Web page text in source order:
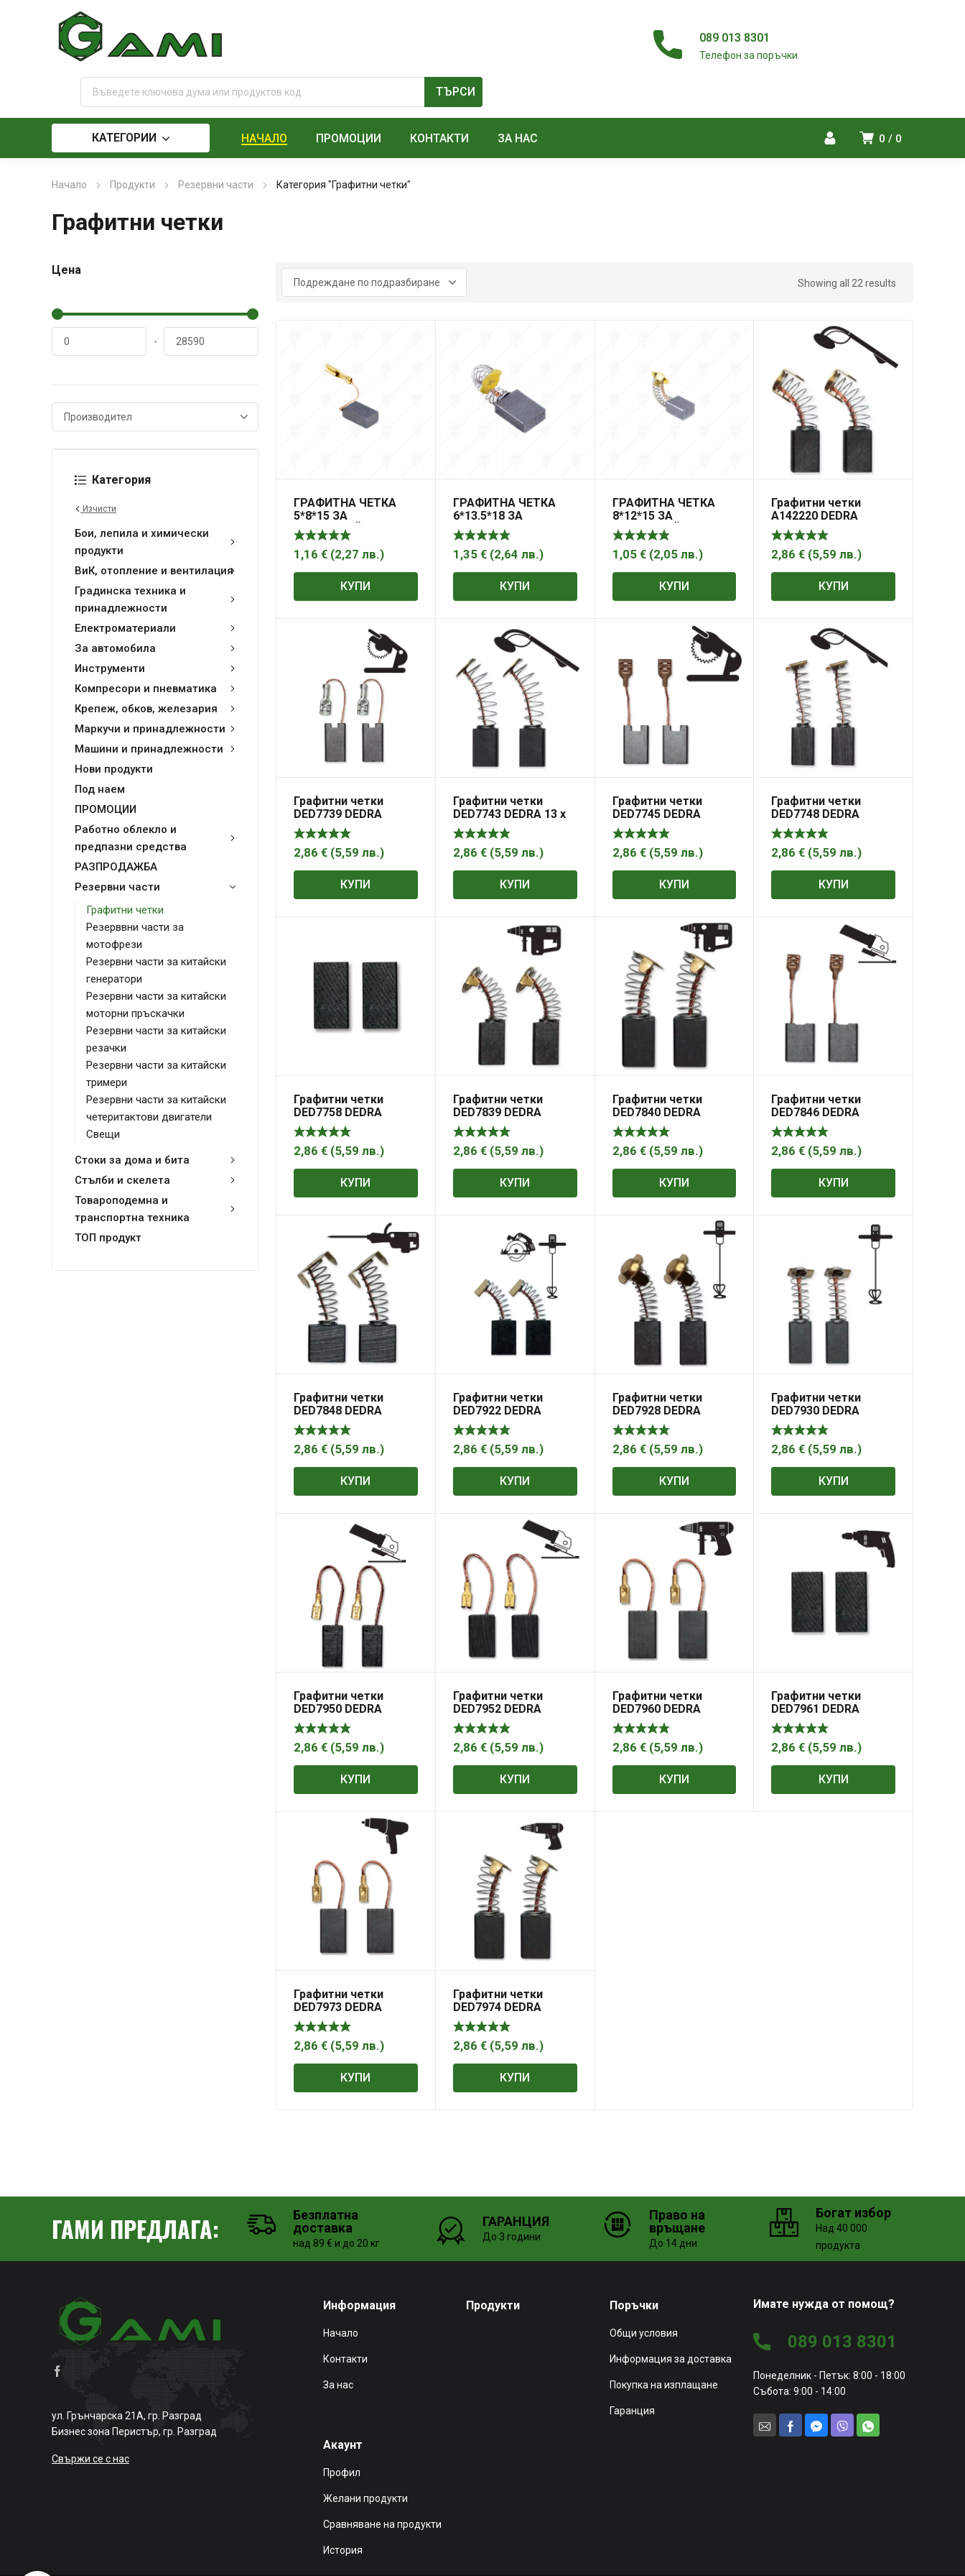
089 013 8301
Телефон за поръчки
0 0
КАТЕГОРИИ НАЧАЛО ПРОМОЦИИ КОНТАКТИ ЗА НАС
Начало Продукти Резервни части Категория "Графитни четки"
Графитни четки
Цена
-
Категория
Изчисти
Бои, лепила и химически
продукти
ВиК, отопление и вентилация
Градинска техника и
принадлежности
Електроматериали
За автомобила
Инструменти
Компресори и пневматика
Крепеж, обков, железария
Маркучи и принадлежности
Машини и принадлежности
Нови продукти
Под наем
ПРОМОЦИИ
Работно облекло и
предпазни средства
РАЗПРОДАЖБА
Резервни части
Графитни четки
Резерввни части за
мотофрези
Резервни части за китайски
генератори
Резервни части за китайски
моторни пръскачки
Резервни части за китайски
резачки
Резервни части за китайски
тримери
Резервни части за китайски
четеритактови двигатели
Свещи
Стоки за дома и бита
Стълби и скелета
Товароподемна и
транспортна техника
ТОП продукт
Showing all 22 results
ГРАФИТНА ЧЕТКА
5*8*15 ЗА
ЪГЛОШЛАЙФ AGB-
001 PREMIUM
1,16 € (2,27 лв.)
КУПИ
ГРАФИТНА ЧЕТКА
6*13.5*18 ЗА
ЕЛЕКТРИЧЕСКИ
ТРИОН
1,35 € (2,64 лв.)
КУПИ
ГРАФИТНА ЧЕТКА
8*12*15 ЗА
ЪГЛОШЛАЙФ
1,05 € (2,05 лв.)
КУПИ
Графитни четки
A142220 DEDRA
2,86€ (5,59лв.)
КУПИ
Графитни четки
DED7739 DEDRA
17,9×9,9×5,9 мм
2,86 € (5,59 лв.)
КУПИ
Графитни четки
DED7743 DEDRA 13 x
8,9 x 4,9 мм
2,86 € (5,59 лв.)
КУПИ
Графитни четки
DED7745 DEDRA
19,2х13,2х6,3 мм
2,86 € (5,59 лв.)
КУПИ
Графитни четки
DED7748 DEDRA
12,9×7,9×4,8mm
2,86€ (5,59лв.)
КУПИ
Графитни четки
DED7758 DEDRA
15,1×7,9×4,9 мм
2,86 € (5,59 лв.)
КУПИ
Графитни четки
DED7839 DEDRA
15,8×9,9×5,9mm
2,86 € (5,59 лв.)
КУПИ
Графитни четки
DED7840 DEDRA
15,9×9,9×5,9mm
2,86 € (5,59 лв.)
КУПИ
Графитни четки
DED7846 DEDRA
14,7×9,8×5,8mm
2,86€ (5,59лв.)
КУПИ
Графитни четки
DED7848 DEDRA
17,0×16,9×6,9mm
2,86 € (5,59 лв.)
КУПИ
Графитни четки
DED7922 DEDRA
15,0×10,8×6,4 мм
2,86 € (5,59 лв.)
КУПИ
Графитни четки
DED7928 DEDRA
17,2х10,8х6,9 мм
2,86 € (5,59 лв.)
КУПИ
Графитни четки
DED7930 DEDRA
19×9,9×5,9 мм
2,86€ (5,59лв.)
КУПИ
Графитни четки
DED7950 DEDRA
15,5х8х6 мм
2,86 € (5,59 лв.)
КУПИ
Графитни четки
DED7952 DEDRA
15,7×9,9x5mm
2,86 € (5,59 лв.)
КУПИ
Графитни четки
DED7960 DEDRA
18,0×10,8×5,4mm
2,86 € (5,59 лв.)
КУПИ
Графитни четки
DED7961 DEDRA
17×10,9×5,4mm
2,86€ (5,59лв.)
КУПИ
Графитни четки
DED7973 DEDRA
18×10,8×6,1mm
2,86 € (5,59 лв.)
КУПИ
Графитни четки
DED7974 DEDRA
11×7,9x5mm
2,86 € (5,59 лв.)
КУПИ
ГАМИ ПРЕДЛАГА:
Безплатна
доставка
над 89 € и до 20 кг
ГАРАНЦИЯ
До 3 години
Право на
връщане
До 14 дни
Богат избор
Над 40 000
продукта
ул. Грънчарска 21А, гр. Разград
Бизнес зона Перистър, гр. Разград
Свържи се с нас
Информация
Начало
Контакти
За нас
Продукти Поръчки
Общи условия
Информация за доставка
Покупка на изплащане
Гаранция
Акаунт
Профил
Желани продукти
Сравняване на продукти
История
Имате нужда от помощ?
089 013 8301
Понеделник - Петък: 8:00 - 18:00
Събота: 9:00 - 14:00